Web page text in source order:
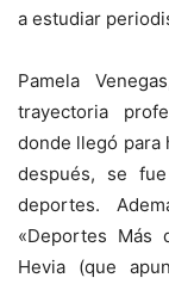
a estudiar
Pamela
trayectoria
donde llegó para
después, se
deportes.
«Deportes Más
Hevia (que